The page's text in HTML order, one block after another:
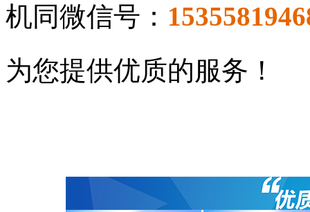
机同微信号：
为您提供优质的服务！